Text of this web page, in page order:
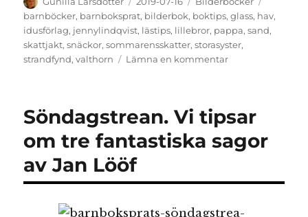
den
barnböcker, barnboksprat, bilderbok, boktips,glass, hav,
idusförlag, jennylindqvist, lästips, lillebror, pappa,sand,
skattjakt,snäckor,sommarensskatter,storasyster,
strandfynd,valthorn Lämna en kommentartill
Söndagstrean. Vi tipsar
om tre fantastiska sagor
av Jan Lööf